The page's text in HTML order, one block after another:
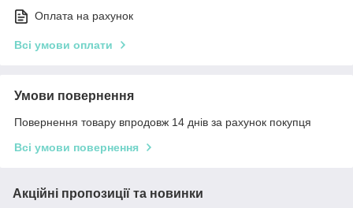
Оплата на рахунок
Всі умови оплати
Умови повернення
Повернення товару впродовж 14 днів за рахунок покупця
Всі умови повернення
Акційні пропозиції та новинки